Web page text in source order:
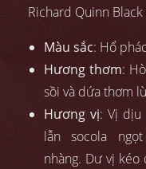
Richard Quinn
Màu sắc: Hổ
Hương thơm:
sồi và dứa thơm
Hương vị: Vị dịu
lẫn socola
nhàng. Dư vị kéo